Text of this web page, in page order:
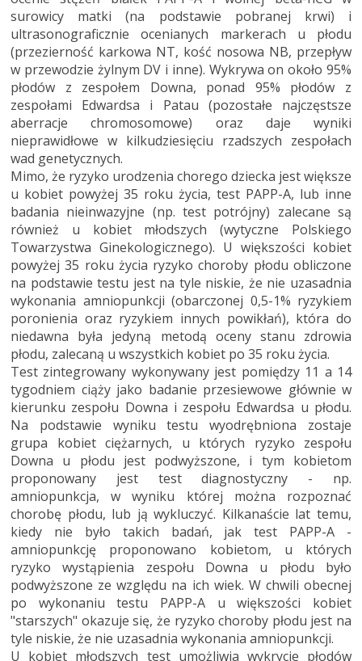
surowicy matki (na podstawie pobranej krwi) i
ultrasonograficznie ocenianych markerach u płodu
(przezierność karkowa NT, kość nosowa NB, przepływ
w przewodzie żylnym DV i inne). Wykrywa on około 95%
płodów z zespołem Downa, ponad 95% płodów z
zespołami Edwardsa i Patau (pozostałe najczęstsze
aberracje chromosomowe) oraz daje wyniki
nieprawidłowe w kilkudziesięciu rzadszych zespołach
wad genetycznych.
Mimo, że ryzyko urodzenia chorego dziecka jest większe
u kobiet powyżej 35 roku życia, test PAPP-A, lub inne
badania nieinwazyjne (np. test potrójny) zalecane są
również u kobiet młodszych (wytyczne Polskiego
Towarzystwa Ginekologicznego). U większości kobiet
powyżej 35 roku życia ryzyko choroby płodu obliczone
na podstawie testu jest na tyle niskie, że nie uzasadnia
wykonania amniopunkcji (obarczonej 0,5-1% ryzykiem
poronienia oraz ryzykiem innych powikłań), która do
niedawna była jedyną metodą oceny stanu zdrowia
płodu, zalecaną u wszystkich kobiet po 35 roku życia.
Test zintegrowany wykonywany jest pomiędzy 11 a 14
tygodniem ciąży jako badanie przesiewowe głównie w
kierunku zespołu Downa i zespołu Edwardsa u płodu.
Na podstawie wyniku testu wyodrębniona zostaje
grupa kobiet ciężarnych, u których ryzyko zespołu
Downa u płodu jest podwyższone, i tym kobietom
proponowany jest test diagnostyczny - np.
amniopunkcja, w wyniku której można rozpoznać
chorobę płodu, lub ją wykluczyć. Kilkanaście lat temu,
kiedy nie było takich badań, jak test PAPP-A -
amniopunkcję proponowano kobietom, u których
ryzyko wystąpienia zespołu Downa u płodu było
podwyższone ze względu na ich wiek. W chwili obecnej
po wykonaniu testu PAPP-A u większości kobiet
"starszych" okazuje się, że ryzyko choroby płodu jest na
tyle niskie, że nie uzasadnia wykonania amniopunkcji.
U kobiet młodszych test umożliwia wykrycie płodów